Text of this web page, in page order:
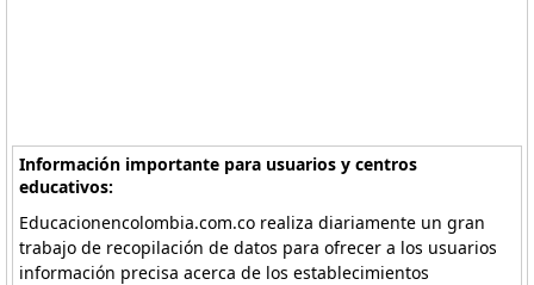
Información importante para usuarios y centros
educativos:
Educacionencolombia.com.co realiza diariamente un gran
trabajo de recopilación de datos para ofrecer a los usuarios
información precisa acerca de los establecimientos